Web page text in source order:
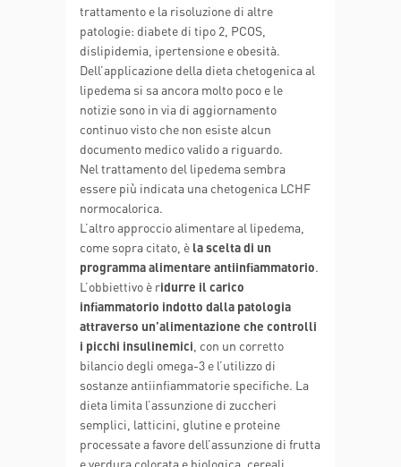
trattamento e la risoluzione di altre
patologie: diabete di tipo 2, PCOS,
dislipidemia, ipertensione e obesità.
Dell’applicazione della dieta chetogenica al
lipedema si sa ancora molto poco e le
notizie sono in via di aggiornamento
continuo visto che non esiste alcun
documento medico valido a riguardo.
Nel trattamento del lipedema sembra
essere più indicata una chetogenica LCHF
normocalorica.
L’altro approccio alimentare al lipedema,
come sopra citato, è la scelta di un
programma alimentare antiinfiammatorio.
L’obbiettivo è ridurre il carico
infiammatorio indotto dalla patologia
attraverso un’alimentazione che controlli
i picchi insulinemici , con un corretto
bilancio degli omega-3 e l’utilizzo di
sostanze antiinfiammatorie specifiche. La
dieta limita l’assunzione di zuccheri
semplici, latticini, glutine e proteine
processate a favore dell’assunzione di frutta
e verdura colorata e biologica, cereali